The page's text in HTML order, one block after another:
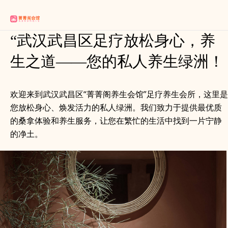
“武汉武昌区足疗放松身心，养
生之道——您的私人养生绿洲！
欢迎来到武汉武昌区“菁菁阁养生会馆”足疗养生会所，这里是
您放松身心、焕发活力的私人绿洲。我们致力于提供最优质
的桑拿体验和养生服务，让您在繁忙的生活中找到一片宁静
的净土。